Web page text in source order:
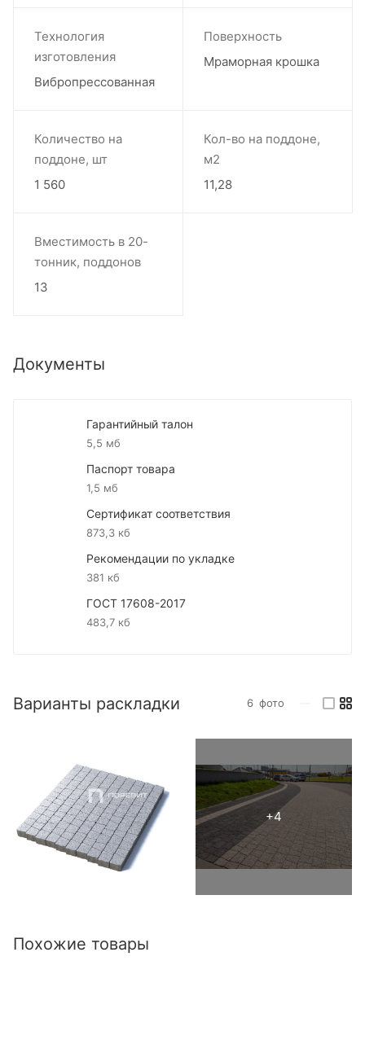
Технология
изготовления
Вибропрессованная
Поверхность
Мраморная крошка
Количество на
поддоне, шт
1 560
Кол-во на поддоне,
м2
11,28
Вместимость в 20-
тонник, поддонов
13
Документы
Гарантийный талон
5,5 мб
Паспорт товара
1,5 мб
Сертификат соответствия
873,3 кб
Рекомендации по укладке
381 кб
ГОСТ 17608-2017
483,7 кб
Варианты раскладки 6 фото
Похожие товары